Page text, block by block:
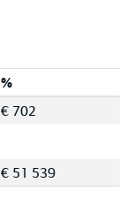
%
€ 702
€ 51 539